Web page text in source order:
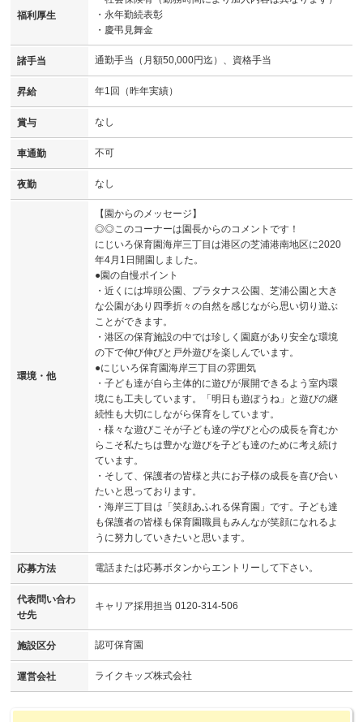
福利厚生
・永年勤続表彰
・慶弔見舞金
諸手当 通勤手当（月額50,000円迄）、資格手当
昇給 年1回（昨年実績）
賞与 なし
車通勤 不可
夜勤 なし
環境・他
【園からのメッセージ】
◎◎このコーナーは園長からのコメントです！
にじいろ保育園海岸三丁目は港区の芝浦港南地区に2020
年4月1日開園しました。
●園の自慢ポイント
・近くには埠頭公園、プラタナス公園、芝浦公園と大き
な公園があり四季折々の自然を感じながら思い切り遊ぶ
ことができます。
・港区の保育施設の中では珍しく園庭があり安全な環境
の下で伸び伸びと戸外遊びを楽しんでいます。
●にじいろ保育園海岸三丁目の雰囲気
・子ども達が自ら主体的に遊びが展開できるよう室内環
境にも工夫しています。「明日も遊ぼうね」と遊びの継
続性も大切にしながら保育をしています。
・様々な遊びこそが子ども達の学びと心の成長を育むか
らこそ私たちは豊かな遊びを子ども達のために考え続け
ています。
・そして、保護者の皆様と共にお子様の成長を喜び合い
たいと思っております。
・海岸三丁目は「笑顔あふれる保育園」です。子ども達
も保護者の皆様も保育園職員もみんなが笑顔になれるよ
うに努力していきたいと思います。
応募方法 電話または応募ボタンからエントリーして下さい。
代表問い合わ
せ先
キャリア採用担当 0120-314-506
施設区分 認可保育園
運営会社 ライクキッズ株式会社